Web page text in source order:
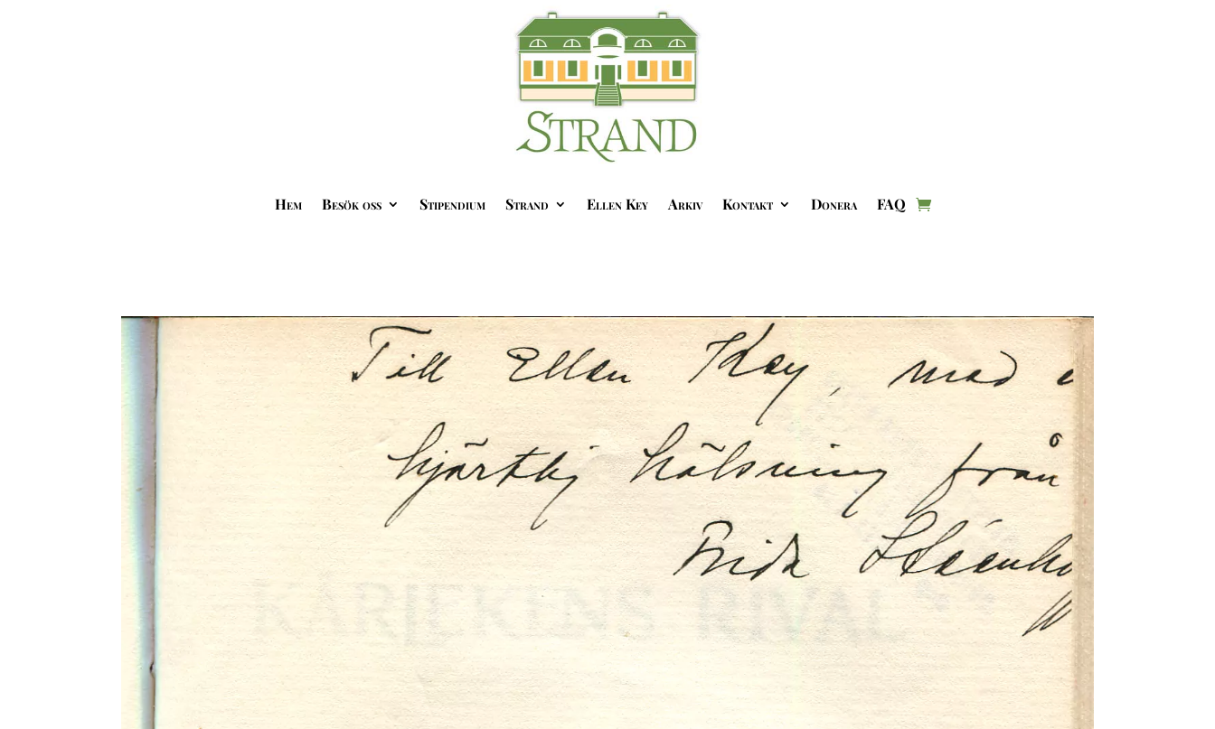
Hem Besök oss Stipendium Strand Ellen Key Arkiv Kontakt Donera FAQ